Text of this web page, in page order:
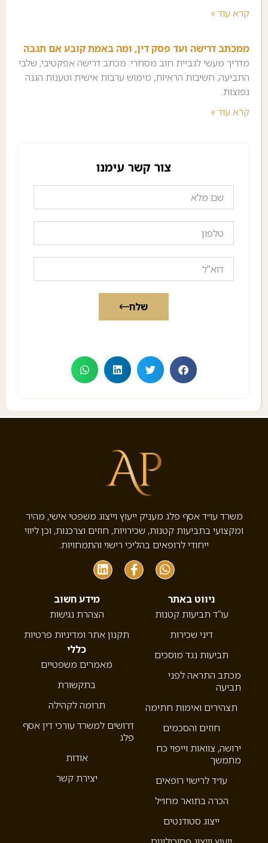
קרא עוד »
ממכתב דרישה ועד פסק דין, ומה באמת קובע אם תגבה
מדריך מעשי לגביית חוב מסחרי: מכתב דרישה אפקטיבי, שלבי
התביעה, חשיבות הראיות, מימוש ערבות אישית וטענות הגנה
נפוצות.
קרא עוד »
צור קשר עימנו
שלח
משרד עו״ד אסף פלג מעניק ייעוץ וייצוג משפטי אישי, מהיר
ומקצועי בתביעות קטנות, שכירויות, חוזים וצרכנות, וכן ליווי
ייחודי לרופאים בהליכי רישוי והתמחויות.
ניווט באתר
עו”ד תביעות קטנות
דיני שכירות
תביעות נגד מוסכים
מכתב התראה לפני
תביעה
תצהירים ואימות חתימה
חוזים והסכמים
ירושה, צוואות וייפוי כח
מתמשך
עו״ד לרישוי רופאים
הכרה בתואר מחו״ל
ייצוג סטודנטים
מידע חשוב
הצהרת נגישות
תקנון אתר ומדיניות פרטיות
כללי
מאמרים משפטיים
בתקשורת
תרומה לקהילה
דרושים למשרד עורכי דין אסף
פלג
אודות
יצירת קשר